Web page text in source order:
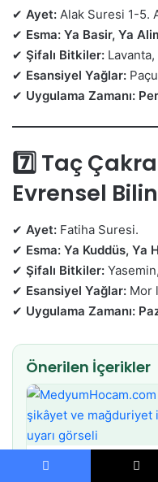
✔ Ayet: Alak Suresi 1-5.
✔ Esma: Ya Basir, Ya
✔ Şifalı Bitkiler:
✔ Esansiyel Yağlar:
✔ Uygulama Zamanı:
7️⃣ Taç
Evrensel
✔ Ayet: Fatiha Suresi.
✔ Esma: Ya Kuddüs, Ya
✔ Şifalı Bitkiler:
✔ Esansiyel Yağlar: Mor
✔ Uygulama Zamanı:
Önerilen İçerikler
Medyum Hocam